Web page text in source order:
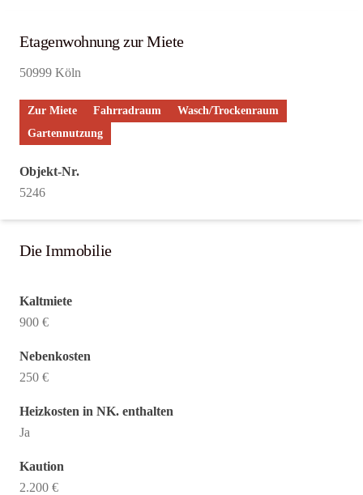
Etagenwohnung zur Miete
50999 Köln
Zur Miete Fahrradraum
Wasch/Trockenraum
Gartennutzung
Objekt-Nr.
5246
Die Immobilie
Kaltmiete
900 €
Nebenkosten
250 €
Heizkosten in NK. enthalten
Ja
Kaution
2.200 €